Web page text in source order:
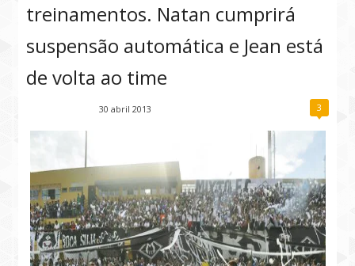
treinamentos. Natan cumprirá
suspensão automática e Jean está
de volta ao time
30 abril 2013 3